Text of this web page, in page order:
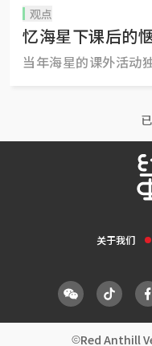
观点
忆海星下课后的
当年海星的课外活动
关于我们
Red Anthill